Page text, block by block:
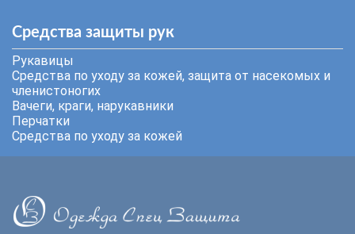
Средства защиты рук
Рукавицы
Средства по уходу за кожей, защита от насекомых и
членистоногих
Вачеги, краги, нарукавники
Перчатки
Средства по уходу за кожей